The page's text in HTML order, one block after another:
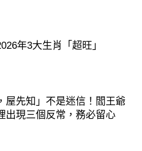
年3大生肖「超旺」
屋先知」不是迷信！閻王爺
出現三個反常，務必留心